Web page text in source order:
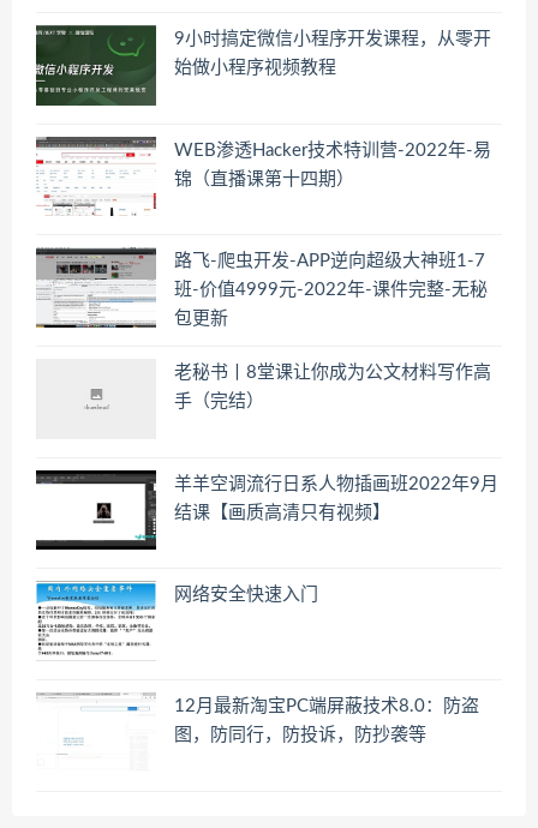
9小时搞定微信小程序开发课程，从零开
始做小程序视频教程
WEB渗透Hacker技术特训营-2022年-易
锦（直播课第十四期）
路飞-爬虫开发-APP逆向超级大神班1-7
班-价值4999元-2022年-课件完整-无秘
包更新
老秘书丨8堂课让你成为公文材料写作高
手（完结）
羊羊空调流行日系人物插画班2022年9月
结课【画质高清只有视频】
网络安全快速入门
12月最新淘宝PC端屏蔽技术8.0：防盗
图，防同行，防投诉，防抄袭等